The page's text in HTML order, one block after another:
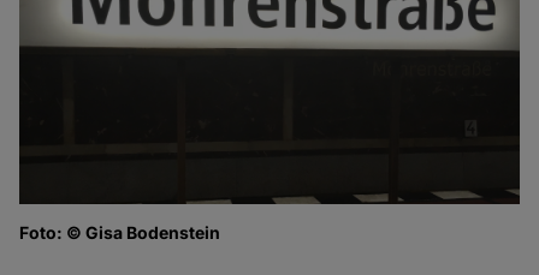
Foto: © Gisa Bodenstein